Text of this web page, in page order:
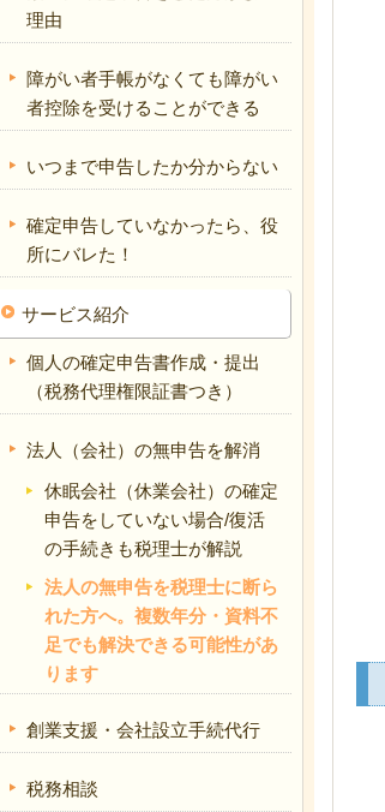
理由
障がい者手帳がなくても障がい
者控除を受けることができる
いつまで申告したか分からない
確定申告していなかったら、役
所にバレた！
サービス紹介
個人の確定申告書作成・提出
（税務代理権限証書つき）
法人（会社）の無申告を解消
休眠会社（休業会社）の確定
申告をしていない場合/復活
の手続きも税理士が解説
法人の無申告を税理士に断ら
れた方へ。複数年分・資料不
足でも解決できる可能性があ
ります
創業支援・会社設立手続代行
税務相談